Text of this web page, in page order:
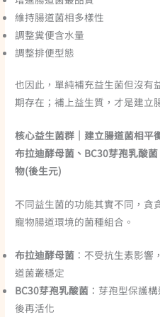
維持腸道菌相多樣性
調整糞便含水量
調整排便型態
也因此，單純補充益生菌但沒有
期存在；補上益生質，才是建立
核心益生菌群｜建立腸道菌相平
布拉迪酵母菌、BC30芽孢乳酸
物(後生元)
不同益生菌的功能其實不同，貪
寵物腸道環境的菌種組合。
布拉迪酵母菌 ：不受抗生素影
道菌叢穩定
BC30芽孢乳酸菌 ：芽孢型保護
後再活化